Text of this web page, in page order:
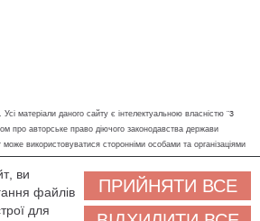
матеріали даного сайту є інтелектуальною власністю "3
про авторське право діючого законодавства держави
використовуватися сторонніми особами та організаціями
яке завантаження, копіювання, друк та інше використання
цілей повинно супроводжуватись працюючим
на джерело.
ви
файлів
для
ПРИЙНЯТИ ВСЕ